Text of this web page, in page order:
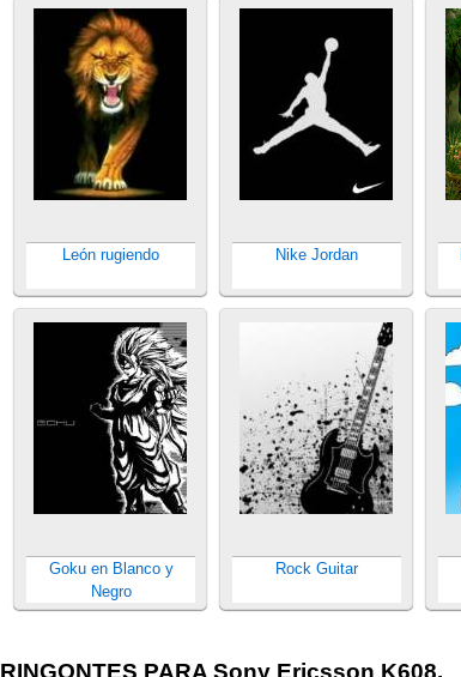
León rugiendo Nike Jordan
Goku en Blanco y
Negro
Rock Guitar
RINGONTES PARA Sony Ericsson K608.